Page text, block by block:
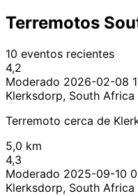
Terremotos
10 eventos recientes
4,2
Moderado 2026-02-08
Klerksdorp, South Africa
Terremoto cerca de
5,0 km
4,3
Moderado 2025-09-10
Klerksdorp, South Africa